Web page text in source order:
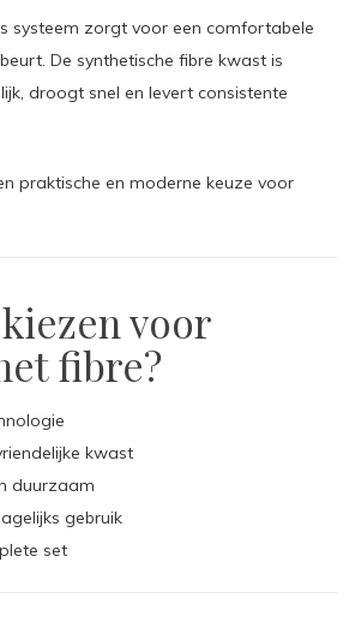
systeem zorgt voor een comfortabele
De synthetische fibre kwast is
droogt snel en levert consistente
praktische en moderne keuze voor
voor
fibre?
kwast
duurzaam
gebruik
set